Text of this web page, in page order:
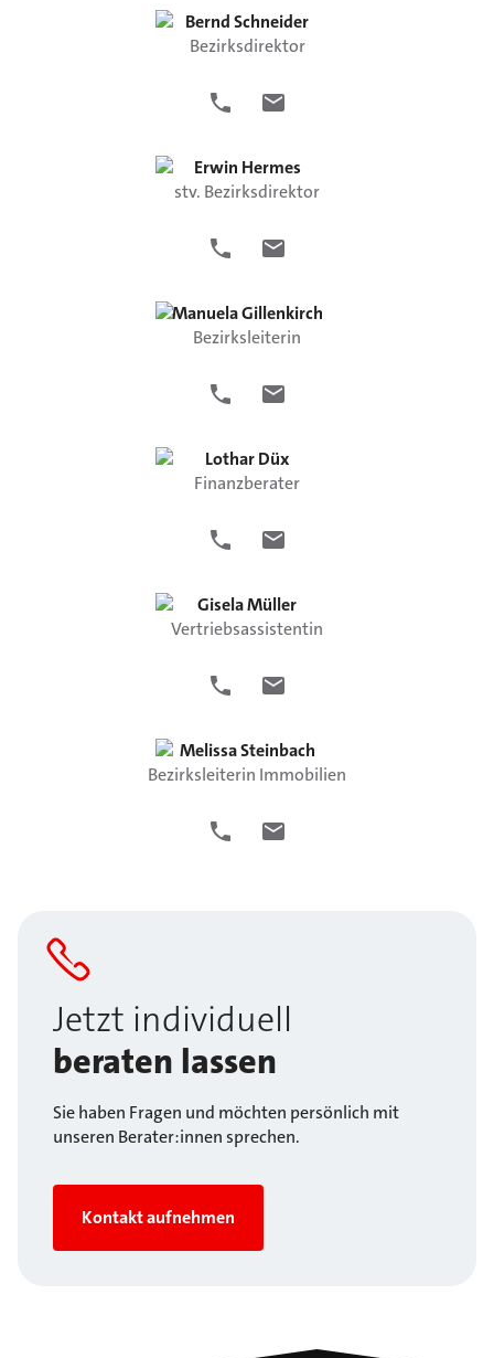
BerndSchneider
Bezirksdirektor
Erwin Hermes
stv. Bezirksdirektor
ManuelaGillenkirch
Bezirksleiterin
LotharDüx
Finanzberater
GiselaMüller
Vertriebsassistentin
MelissaSteinbach
Bezirksleiterin Immobilien
Jetzt individuell
beraten lassen
Sie haben Fragen und möchten persönlich mit
unseren Berater:innen sprechen.
Kontakt aufnehmen